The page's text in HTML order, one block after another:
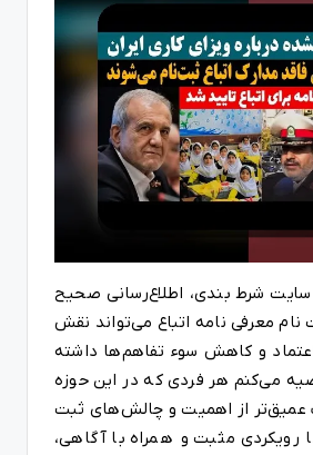
شرط بندی، اطلاع‌رسانی صحیح
نام معرفی نامه اتباع می‌تواند نقش
و کاهش سوء تفاهم‌ها داشته
می‌کنم هر فردی که در این حوزه
عمیق‌تر از اهمیت و چالش‌های ثبت
رویکردی مثبت و همراه با آگاهی،